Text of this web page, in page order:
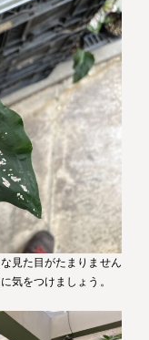
見た目がたまりません
気をつけましょう。